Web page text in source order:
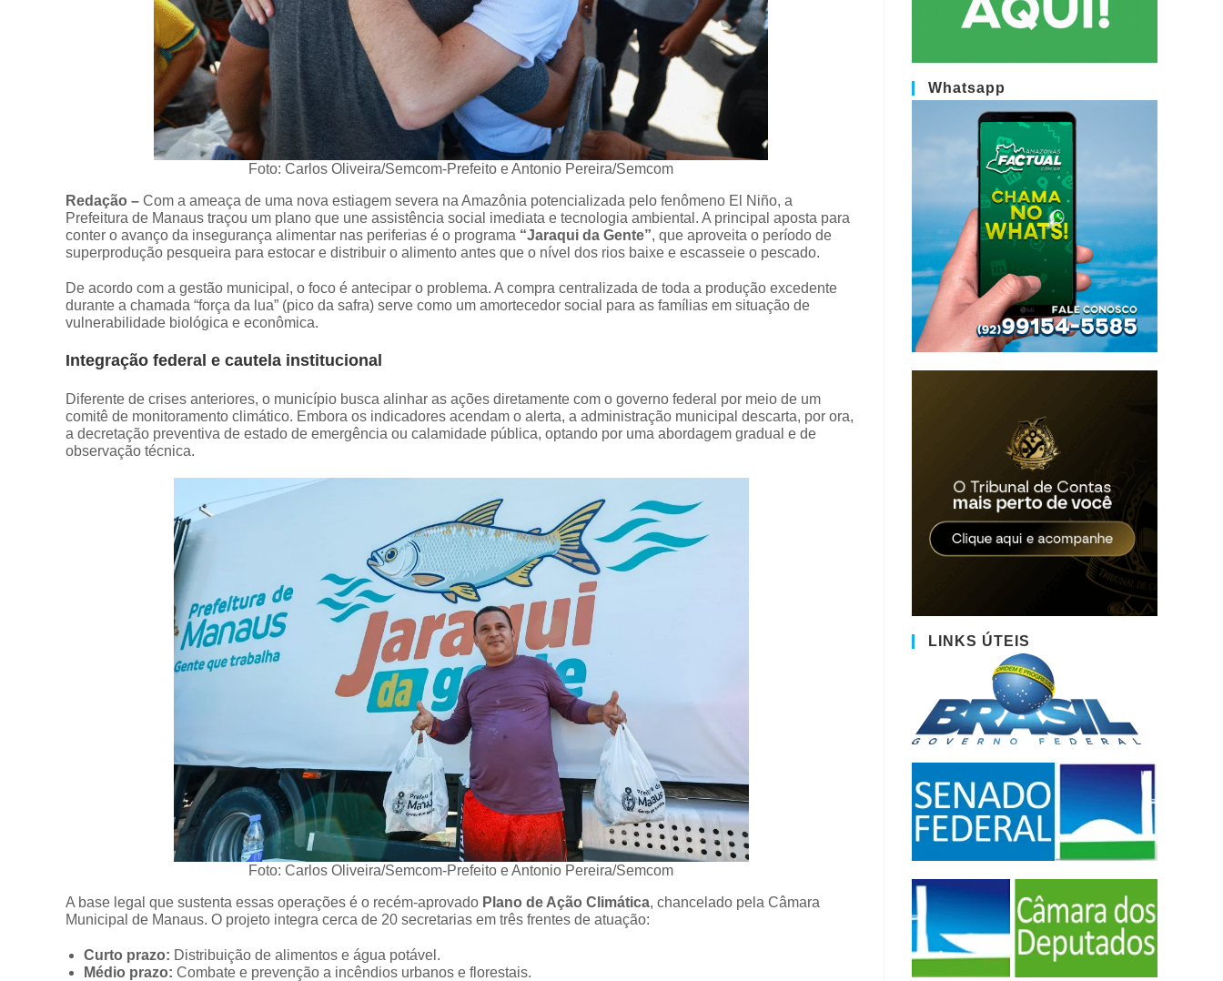
Foto: Carlos Oliveira/Semcom-Prefeito e Antonio Pereira/Semcom
Redação – Com a ameaça de uma nova estiagem severa na Amazônia potencializada pelo fenômeno El Niño, a
Prefeitura de Manaus traçou um plano que une assistência social imediata e tecnologia ambiental. A principal aposta para
conter o avanço da insegurança alimentar nas periferias é o programa “Jaraqui da Gente”, que aproveita o período de
superprodução pesqueira para estocar e distribuir o alimento antes que o nível dos rios baixe e escasseie o pescado.
De acordo com a gestão municipal, o foco é antecipar o problema. A compra centralizada de toda a produção excedente
durante a chamada “força da lua” (pico da safra) serve como um amortecedor social para as famílias em situação de
vulnerabilidade biológica e econômica.
Integração federal e cautela institucional
Diferente de crises anteriores, o município busca alinhar as ações diretamente com o governo federal por meio de um
comitê de monitoramento climático. Embora os indicadores acendam o alerta, a administração municipal descarta, por ora,
a decretação preventiva de estado de emergência ou calamidade pública, optando por uma abordagem gradual e de
observação técnica.
Foto: Carlos Oliveira/Semcom-Prefeito e Antonio Pereira/Semcom
A base legal que sustenta essas operações é o recém-aprovado Plano de Ação Climática, chancelado pela Câmara
Municipal de Manaus. O projeto integra cerca de 20 secretarias em três frentes de atuação:
Curto prazo: Distribuição de alimentos e água potável.
Médio prazo: Combate e prevenção a incêndios urbanos e florestais.
Whatsapp
LINKS ÚTEIS